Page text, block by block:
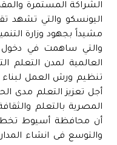
الشراكة المستمرة
اليونسكو والتي تشهد
مشيداً بجهود وزارة
والتي ساهمت في
العالمية لمدن التعلم
تنظيم ورش العمل لبناء
أجل تعزيز التعلم مدى
المصرية بالتعلم
أن محافظة أسيوط
والتوسع فى انشاء